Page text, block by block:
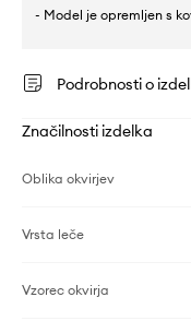
- Model je opremljen s
Podrobnosti o
Značilnosti izdelka
Oblika okvirjev
Vrsta leče
Vzorec okvirja